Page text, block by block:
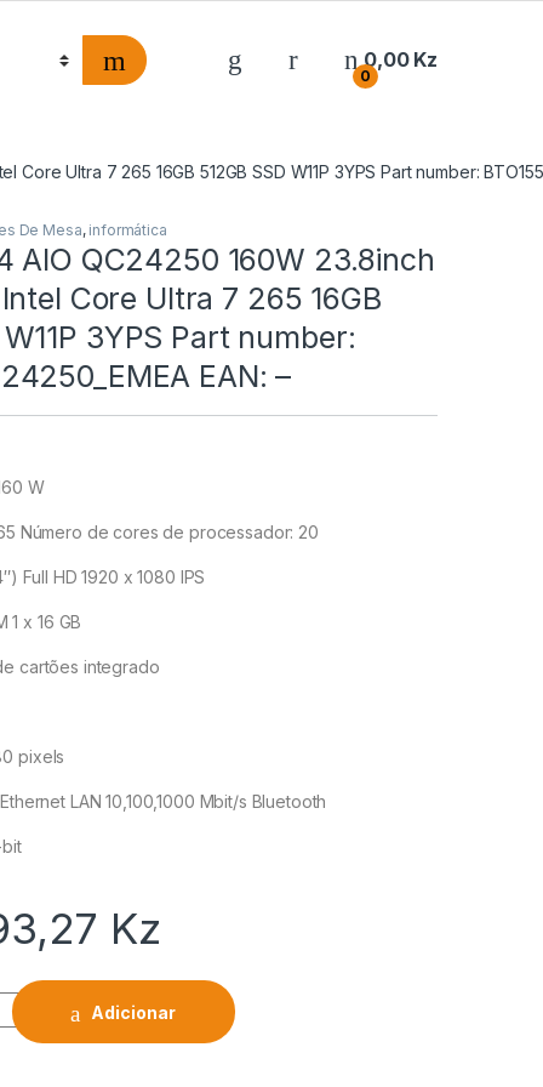
0
0,00 Kz
Ultra 7 265 16GB 512GB SSD W11P 3YPS Part number:
De Mesa, informática
AIO QC24250 160W 23.8inch
Core Ultra 7 265 16GB
3YPS Part number:
EAN: –
W
Número de cores de processador: 20
Full HD 1920 x 1080 IPS
1 x 16 GB
cartões integrado
pixels
LAN 10,100,1000 Mbit/s Bluetooth
bit
Kz
Adicionar